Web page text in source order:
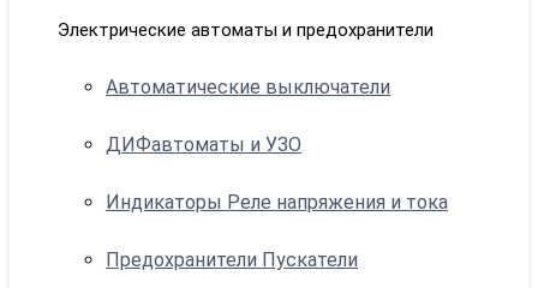
Электрические автоматы и предохранители
Автоматические выключатели
ДИФавтоматы и УЗО
Индикаторы Реле напряжения и тока
Предохранители Пускатели